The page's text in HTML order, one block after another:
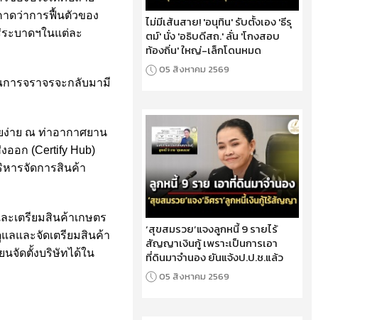
ดว่าการฟื้นตัวของ
ะบาดฯในแต่ละ
ารจราจรจะกลับมามี
ง่าย ณ ท่าอากาศยาน
ออก (Certify Hub)
ารจัดการสินค้า
เตรียมสินค้าเกษตร
ลและจัดเตรียมสินค้า
นจัดตั้งบริษัทได้ใน
ไม่มีเส้นสาย! 'อนุทิน' รับตั้งเอง 'ธีรุ
ตม์' นั่ง 'อธิบดีสถ.' ลั่น 'โกงสอบ
ท้องถิ่น' ใหญ่-เล็กโดนหมด
05 สิงหาคม 2569
‘สุขสมรวย’แจงลูกหนี้ 9 รายไร้
สัญญาเงินกู้ เพราะเป็นการเอา
ที่ดินมาจำนอง ยันแจ้งป.ป.ช.แล้ว
05 สิงหาคม 2569